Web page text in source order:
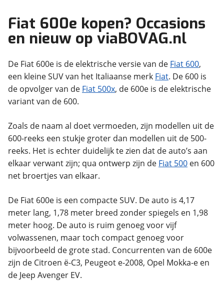
Fiat 600e kopen? Occasions
en nieuw op viaBOVAG.nl
De Fiat 600e is de elektrische versie van de Fiat 600,
een kleine SUV van het Italiaanse merk Fiat. De 600 is
de opvolger van de Fiat 500x, de 600e is de elektrische
variant van de 600.
Zoals de naam al doet vermoeden, zijn modellen uit de
600-reeks een stukje groter dan modellen uit de 500-
reeks. Het is echter duidelijk te zien dat de auto’s aan
elkaar verwant zijn; qua ontwerp zijn de Fiat 500 en 600
net broertjes van elkaar.
De Fiat 600e is een compacte SUV. De auto is 4,17
meter lang, 1,78 meter breed zonder spiegels en 1,98
meter hoog. De auto is ruim genoeg voor vijf
volwassenen, maar toch compact genoeg voor
bijvoorbeeld de grote stad. Concurrenten van de 600e
zijn de Citroen ë-C3, Peugeot e-2008, Opel Mokka-e en
de Jeep Avenger EV.